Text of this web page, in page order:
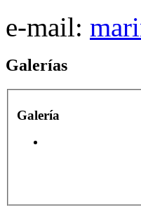
e-mail:
Galerías
Galería